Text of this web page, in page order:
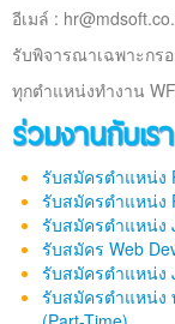
อีเมล์ :
รับพิจารณาเฉพาะกร
ทุกตำแหน่งทำงาน
ร่วมงานกับเรา
รับสมัครตำแหน่ง
รับสมัครตำแหน่ง
รับสมัครตำแหน่ง
รับสมัคร Web
รับสมัครตำแหน่ง
รับสมัครตำแหน่ง